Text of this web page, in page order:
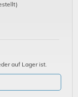
auf Lager ist.